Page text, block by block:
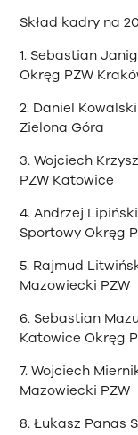
Skład kadry na
1. Sebastian
Okręg PZW
2. Daniel
Zielona Góra
3. Wojciech
PZW Katowice
4. Andrzej
Sportowy Okręg
5. Rajmud
Mazowiecki PZW
6. Sebastian
Katowice Okręg
7. Wojciech
Mazowiecki PZW
8. Łukasz Panas